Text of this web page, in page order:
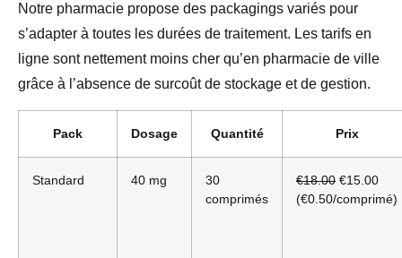
Notre pharmacie propose des packagings variés pour
s’adapter à toutes les durées de traitement. Les tarifs en
ligne sont nettement moins cher qu’en pharmacie de ville
grâce à l’absence de surcoût de stockage et de gestion.
Pack Dosage Quantité Prix
Standard 40 mg
30
comprimés
€18.00 €15.00
(€0.50/comprimé)